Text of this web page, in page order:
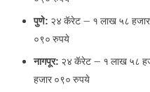
पुणे: २४ कॅरेट – १ लाख ५८
०९० रुपये
नागपूर: २४ कॅरेट – १ लाख ५८
हजार ०९० रुपये